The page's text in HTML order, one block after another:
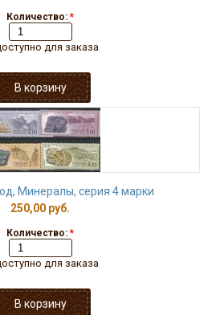
Количество: *
для заказа
Минералы, серия 4 марки
250,00 руб.
Количество: *
для заказа